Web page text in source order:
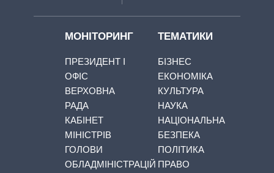
МОНІТОРИНГ
ПРЕЗИДЕНТ І
ОФІС
ВЕРХОВНА
РАДА
КАБІНЕТ
МІНІСТРІВ
ГОЛОВИ
ОБЛАДМІНІСТРАЦІЙ
ТЕМАТИКИ
БІЗНЕС
ЕКОНОМІКА
КУЛЬТУРА
НАУКА
НАЦІОНАЛЬНА
БЕЗПЕКА
ПОЛІТИКА
ПРАВО